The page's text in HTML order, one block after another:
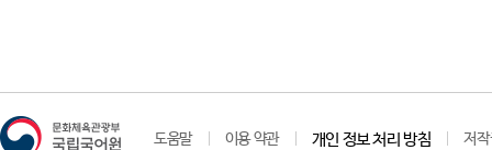
도움말 이용 약관 개인 정보 처리 방침 저